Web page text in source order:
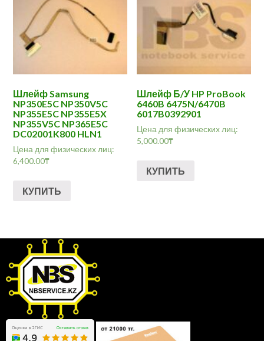
Шлейф Samsung
NP350E5C NP350V5C
NP355E5C NP355E5X
NP355V5C NP365E5C
DC02001K800 HLN1
Цена для физических лиц:
6,400.00₸
КУПИТЬ
Шлейф Б/У HP ProBook
6460B 6475N/6470B
6017B0392901
Цена для физических лиц:
5,000.00₸
КУПИТЬ